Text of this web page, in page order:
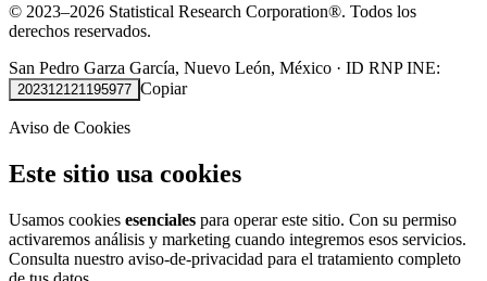
© 2023–2026 Statistical Research Corporation®. Todos los
derechos reservados.
San Pedro Garza García, Nuevo León, México · ID RNP INE:
202312121195977 Copiar
Aviso de Cookies
Este sitio usa cookies
Usamos cookies esenciales para operar este sitio. Con su permiso
activaremos análisis y marketing cuando integremos esos servicios.
Consulta nuestro aviso-de-privacidad para el tratamiento completo